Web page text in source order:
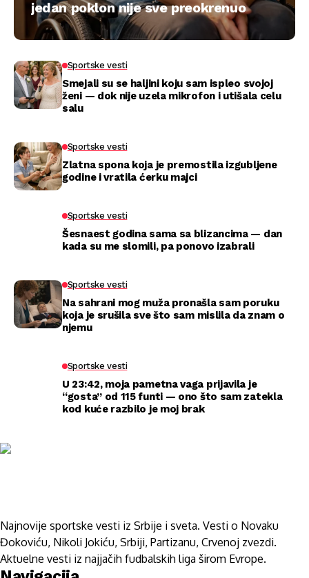
jedan poklon nije sve preokrenuo
Sportske vesti
Smejali su se haljini koju sam ispleo svojoj
ženi — dok nije uzela mikrofon i utišala celu
salu
Sportske vesti
Zlatna spona koja je premostila izgubljene
godine i vratila ćerku majci
Sportske vesti
Šesnaest godina sama sa blizancima — dan
kada su me slomili, pa ponovo izabrali
Sportske vesti
Na sahrani mog muža pronašla sam poruku
koja je srušila sve što sam mislila da znam o
njemu
Sportske vesti
U 23:42, moja pametna vaga prijavila je
“gosta” od 115 funti — ono što sam zatekla
kod kuće razbilo je moj brak
Najnovije sportske vesti iz Srbije i sveta. Vesti o Novaku
Đokoviću, Nikoli Jokiću, Srbiji, Partizanu, Crvenoj zvezdi.
Aktuelne vesti iz najjačih fudbalskih liga širom Evrope.